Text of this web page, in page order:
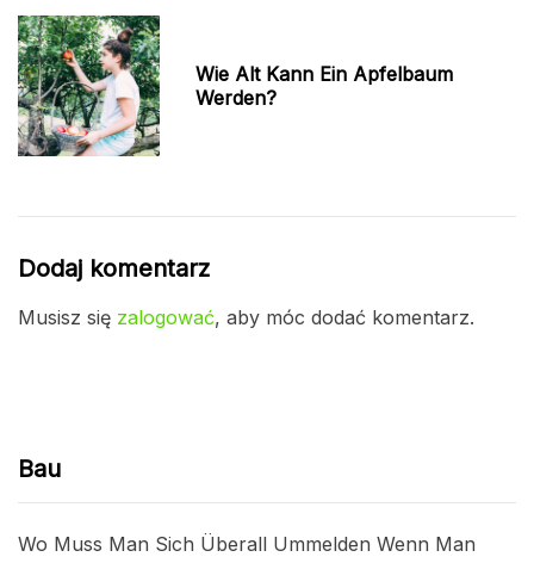
Wie Alt Kann Ein Apfelbaum
Werden?
Dodaj komentarz
Musisz się zalogować, aby móc dodać komentarz.
Bau
Wo Muss Man Sich Überall Ummelden Wenn Man